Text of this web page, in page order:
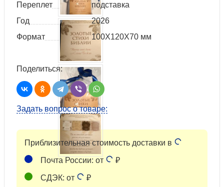
Переплет
подставка
Год
2026
Формат
100Х120Х70 мм
Поделиться:
Задать вопрос о товаре:
Приблизительная стоимость доставки в
Почта России: от ₽
СДЭК: от ₽